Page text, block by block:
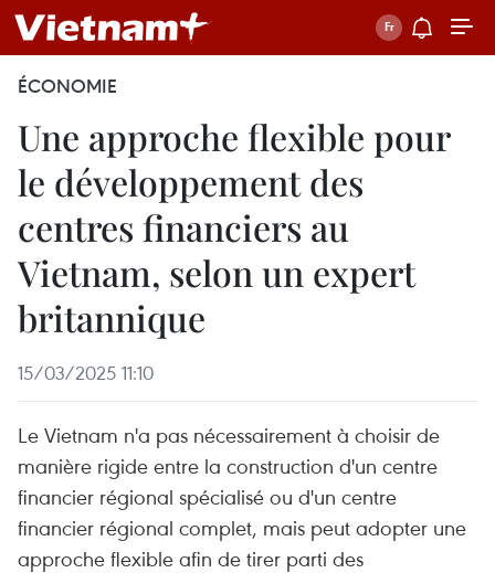
ÉCONOMIE
Une approche flexible pour
le développement des
centres financiers au
Vietnam, selon un expert
britannique
15/03/2025 11:10
Le Vietnam n'a pas nécessairement à choisir de
manière rigide entre la construction d'un centre
financier régional spécialisé ou d'un centre
financier régional complet, mais peut adopter une
approche flexible afin de tirer parti des